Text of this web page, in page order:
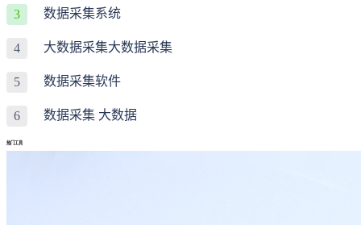
3 数据采集系统
4 大数据采集大数据采集
5 数据采集软件
6 数据采集 大数据
热门工具